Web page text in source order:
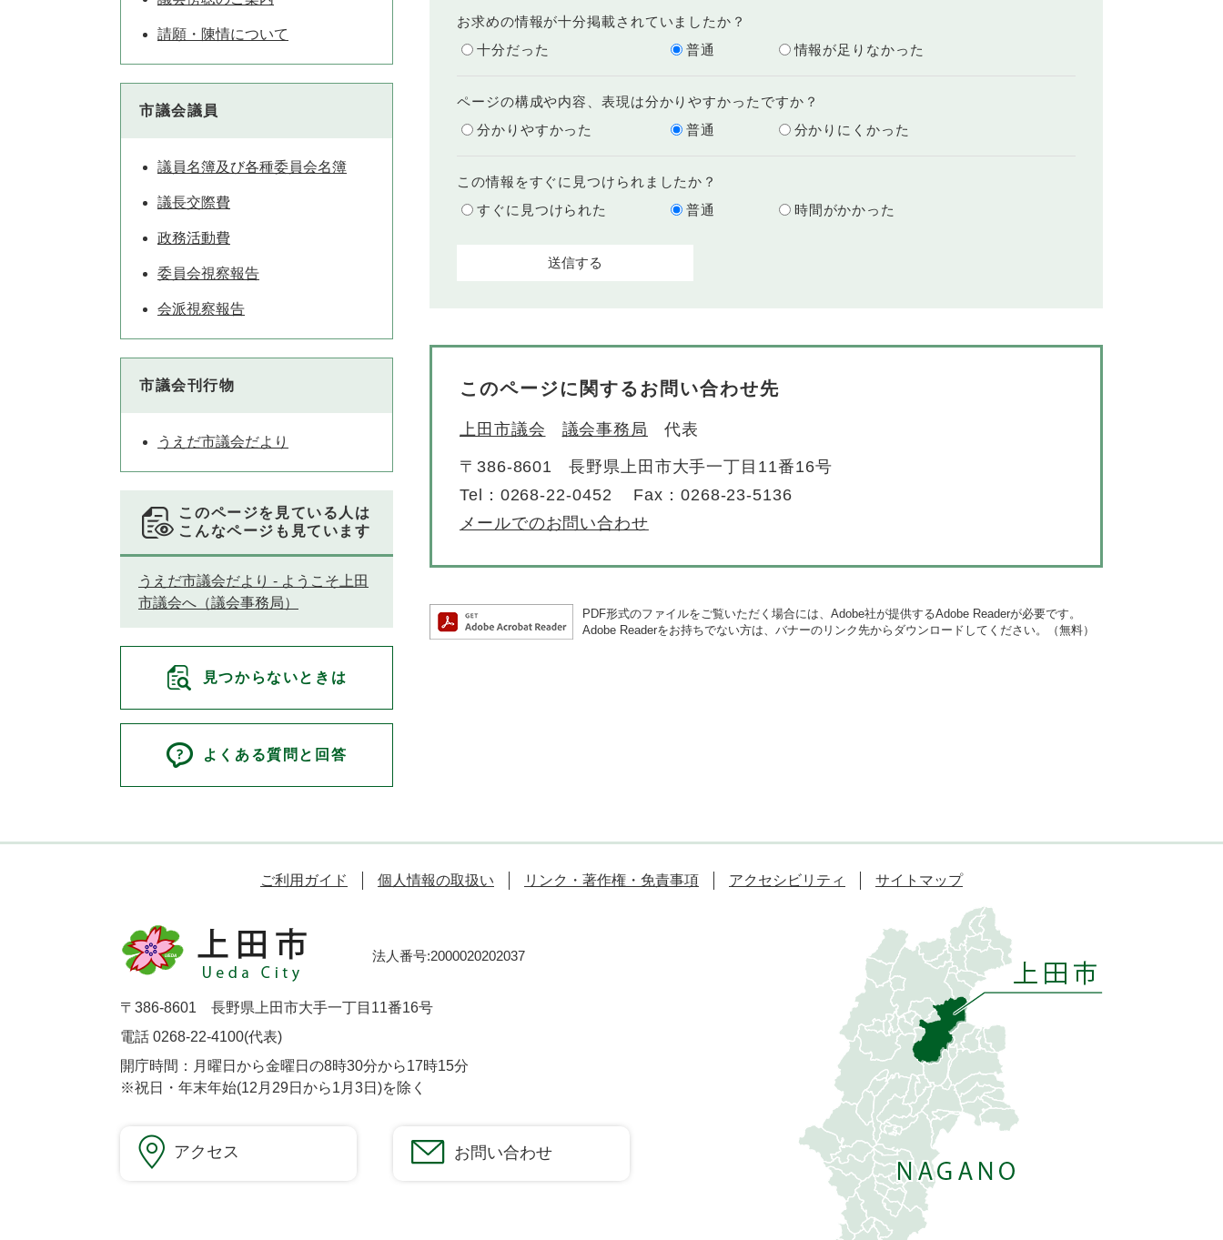
お求めの情報が十分掲載されていましたか？
十分だった
普通 情報が足りなかった
ページの構成や内容、表現は分かりやすかったですか？
分かりやすかった
普通 分かりにくかった
この情報をすぐに見つけられましたか？
すぐに見つけられた
普通 時間がかかった
このページに関するお問い合わせ先
上田市議会 議会事務局 代表
〒386-8601
長野県上田市大手一丁目11番16号
Tel：0268-22-0452
Fax：0268-23-5136
メールでのお問い合わせ
PDF形式のファイルをご覧いただく場合には、Adobe社が提供するAdobe Readerが必要です。
Adobe Readerをお持ちでない方は、バナーのリンク先からダウンロードしてください。（無料）
請願・陳情について
市議会議員
議員名簿及び各種委員会名簿
議長交際費
政務活動費
委員会視察報告
会派視察報告
市議会刊行物
うえだ市議会だより
このページを見ている人は
こんなページも見ています
うえだ市議会だより - ようこそ上田
市議会へ（議会事務局）
見つからないときは
よくある質問と回答
ご利用ガイド 個人情報の取扱い リンク・著作権・免責事項 アクセシビリティ サイトマップ
法人番号:2000020202037
〒386-8601 長野県上田市大手一丁目11番16号
電話 0268-22-4100(代表)
開庁時間：月曜日から金曜日の8時30分から17時15分
※祝日・年末年始(12月29日から1月3日)を除く
アクセス お問い合わせ